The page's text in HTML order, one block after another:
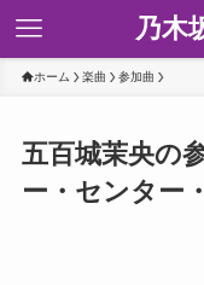
乃木
ホーム 楽曲 参加曲
五百城茉央の
ー・センター